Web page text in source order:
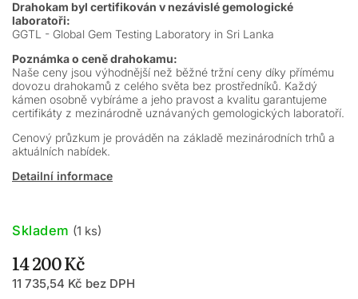
Drahokam byl certifikován v nezávislé gemologické
laboratoři:
GGTL - Global Gem Testing Laboratory in Sri Lanka
Poznámka o ceně drahokamu:
Naše ceny jsou výhodnější než běžné tržní ceny díky přímému
dovozu drahokamů z celého světa bez prostředníků. Každý
kámen osobně vybíráme a jeho pravost a kvalitu garantujeme
certifikáty z mezinárodně uznávaných gemologických laboratoří.
Cenový průzkum je prováděn na základě mezinárodních trhů a
aktuálních nabídek.
Detailní informace
14 200 Kč
11 735,54 Kč bez DPH
Skladem (1 ks)